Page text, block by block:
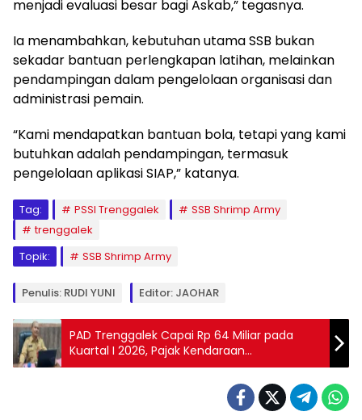
menjadi evaluasi besar bagi Askab,” tegasnya.
Ia menambahkan, kebutuhan utama SSB bukan
sekadar bantuan perlengkapan latihan, melainkan
pendampingan dalam pengelolaan organisasi dan
administrasi pemain.
“Kami mendapatkan bantuan bola, tetapi yang kami
butuhkan adalah pendampingan, termasuk
pengelolaan aplikasi SIAP,” katanya.
Tag: PSSI Trenggalek
SSB Shrimp Army
trenggalek
Topik:
SSB Shrimp Army
Penulis: RUDI YUNI Editor: JAOHAR
PAD Trenggalek Capai Rp 64 Miliar pada
Kuartal I 2026, Pajak Kendaraan
Penyumbang Terbesar